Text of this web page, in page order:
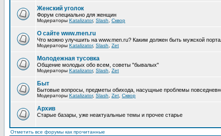
Женский уголок
Форум специально для женщин
Модераторы Katalizator, Slash Сквор
О сайте www.men.ru
Что можно улучшить на www.men.ru? Каким должен быть мужской
Модераторы Katalizator, Slash Zet
Молодежная тусовка
Общение молодых обо всем, советы "бывалых"
Модераторы Katalizator, Slash Zet
Быт
Бытовые вопросы, предметы обихода, насущные проблемы
Модераторы Katalizator, Slash Zet Сквор
Архив
Старые базары, уже неактуальные темы и прочее старье
Отметить все форумы как прочитанные